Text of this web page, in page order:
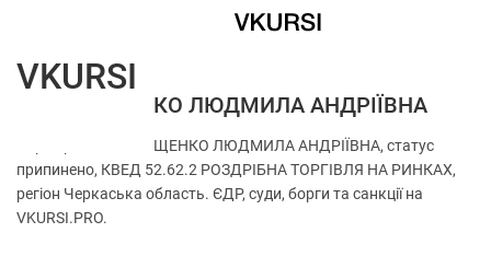
ФОП МАЩЕНКО ЛЮДМИЛА АНДРІЇВНА
Перевірка ФОП МАЩЕНКО ЛЮДМИЛА АНДРІЇВНА, статус
припинено, КВЕД 52.62.2 РОЗДРІБНА ТОРГІВЛЯ НА РИНКАХ,
регіон Черкаська область. ЄДР, суди, борги та санкції на
VKURSI.PRO.
VKURSI